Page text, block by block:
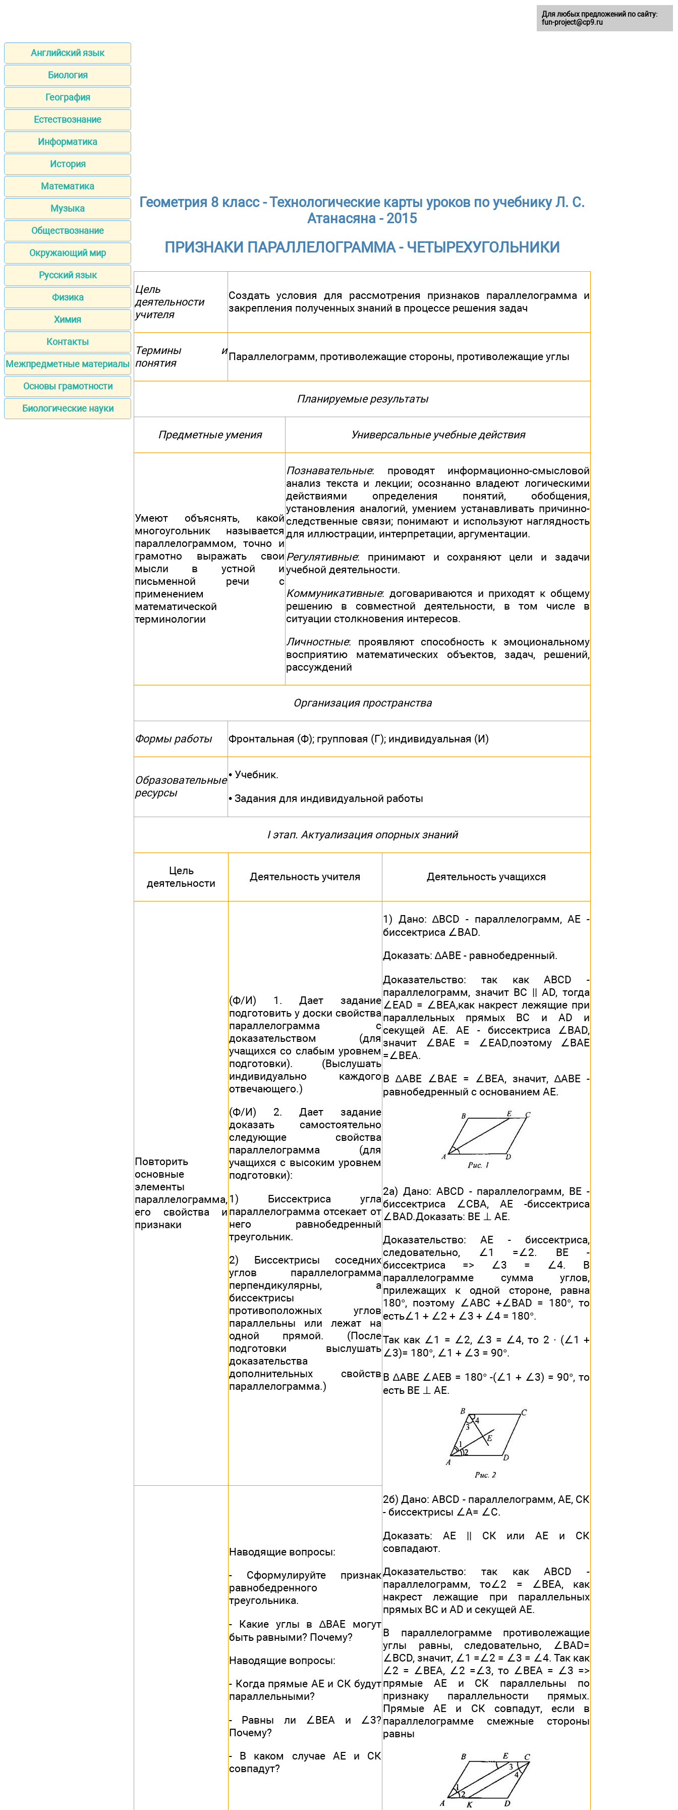
Английский язык
Биология
География
Естествознание
Информатика
История
Математика
Музыка
Обществознание
Окружающий мир
Русский язык
Физика
Химия
Контакты
Межпредметные материалы
Основы грамотности
Биологические науки
Геометрия 8 класс - Технологические карты уроков по учебнику Л. С.
Атанасяна - 2015
ПРИЗНАКИ ПАРАЛЛЕЛОГРАММА - ЧЕТЫРЕХУГОЛЬНИКИ
Цель
деятельности
учителя
Создать условия для рассмотрения признаков параллелограмма и
закрепления полученных знаний в процессе решения задач
Термины и
понятия
Параллелограмм, противолежащие стороны, противолежащие углы
Планируемые результаты
Предметные умения Универсальные учебные действия
Умеют объяснять, какой
многоугольник называется
параллелограммом, точно и
грамотно выражать свои
мысли в устной и
письменной речи с
применением
математической
терминологии
Познавательные: проводят информационно-смысловой
анализ текста и лекции; осознанно владеют логическими
действиями определения понятий, обобщения,
установления аналогий, умением устанавливать причинно-
следственные связи; понимают и используют наглядность
для иллюстрации, интерпретации, аргументации.
Регулятивные: принимают и сохраняют цели и задачи
учебной деятельности.
Коммуникативные: договариваются и приходят к общему
решению в совместной деятельности, в том числе в
ситуации столкновения интересов.
Личностные: проявляют способность к эмоциональному
восприятию математических объектов, задач, решений,
рассуждений
Организация пространства
Формы работы Фронтальная (Ф); групповая (Г); индивидуальная (И)
Образовательные
ресурсы
• Учебник.
• Задания для индивидуальной работы
I этап. Актуализация опорных знаний
Цель
деятельности
Деятельность учителя Деятельность учащихся
Повторить
основные
элементы
параллелограмма,
его свойства и
признаки
(Ф/И) 1. Дает задание
подготовить у доски свойства
параллелограмма с
доказательством (для
учащихся со слабым уровнем
подготовки). (Выслушать
индивидуально каждого
отвечающего.)
(Ф/И) 2. Дает задание
доказать самостоятельно
следующие свойства
параллелограмма (для
учащихся с высоким уровнем
подготовки):
1) Биссектриса угла
параллелограмма отсекает от
него равнобедренный
треугольник.
2) Биссектрисы соседних
углов параллелограмма
перпендикулярны, а
биссектрисы
противоположных углов
параллельны или лежат на
одной прямой. (После
подготовки выслушать
доказательства
дополнительных свойств
параллелограмма.)
1) Дано: ∆BCD - параллелограмм, АЕ -
биссектриса ∠BAD.
Доказать: ∆АВЕ - равнобедренный.
Доказательство: так как ABCD -
параллелограмм, значит ВС || AD, тогда
∠EAD = ∠BEA,как накрест лежящие при
параллельных прямых ВС и AD и
секущей АЕ. АЕ - биссектриса ∠BAD,
значит ∠BAE = ∠EAD,поэтому ∠BAE
=∠BEA.
В ∆АВЕ ∠BAE = ∠BEA, значит, ∆АВЕ -
равнобедренный с основанием АЕ.
2а) Дано: ABCD - параллелограмм, BE -
биссектриса ∠CBA, АЕ -биссектриса
∠BAD.Доказать: BE ⊥ AE.
Доказательство: АЕ - биссектриса,
следовательно, ∠1 =∠2. BE -
биссектриса => ∠3 = ∠4. В
параллелограмме сумма углов,
прилежащих к одной стороне, равна
180°, поэтому ∠ABC +∠BAD = 180°, то
есть∠1 + ∠2 + ∠3 + ∠4 = 180°.
Так как ∠1 = ∠2, ∠3 = ∠4, то 2 ∙ (∠1 +
∠3)= 180°, ∠1 + ∠3 = 90°.
В ∆АВЕ ∠AEB = 180° -(∠1 + ∠3) = 90°, то
есть BE ⊥ АЕ.
2б) Дано: ABCD - параллелограмм, АЕ, СК
- биссектрисы ∠A= ∠C.
Доказать: АЕ || СК или АЕ и СК
совпадают.
Доказательство: так как ABCD -
параллелограмм, то∠2 = ∠BEA, как
накрест лежащие при параллельных
прямых ВС и AD и секущей АЕ.
В параллелограмме противолежащие
углы равны, следовательно, ∠BAD=
∠BCD, значит, ∠1 =∠2 = ∠3 = ∠4. Так как
∠2 = ∠BEA, ∠2 =∠3, то ∠BEA = ∠3 =>
прямые АЕ и СК параллельны по
признаку параллельности прямых.
Прямые АЕ и СК совпадут, если в
параллелограмме смежные стороны
равны
Наводящие вопросы:
- Сформулируйте признак
равнобедренного
треугольника.
- Какие углы в ∆ВАЕ могут
быть равными? Почему?
Наводящие вопросы:
- Когда прямые АЕ и СК будут
параллельными?
- Равны ли ∠BEA и ∠3?
Почему?
- В каком случае АЕ и СК
совпадут?
Для любых предложений по сайту:
fun-project@cp9.ru